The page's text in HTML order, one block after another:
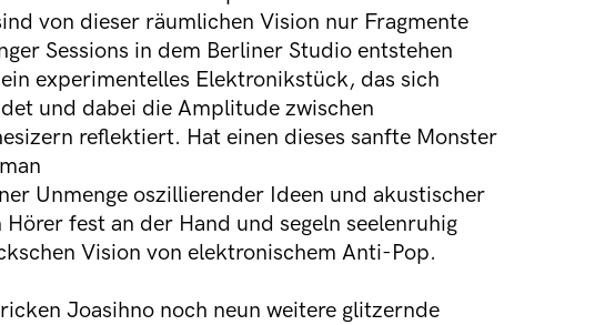
von dieser räumlichen Vision nur Fragmente
Sessions in dem Berliner Studio entstehen
experimentelles Elektronikstück, das sich
und dabei die Amplitude zwischen
reflektiert. Hat einen dieses sanfte Monster
Unmenge oszillierender Ideen und akustischer
fest an der Hand und segeln seelenruhig
Vision von elektronischem Anti-Pop.
Joasihno noch neun weitere glitzernde